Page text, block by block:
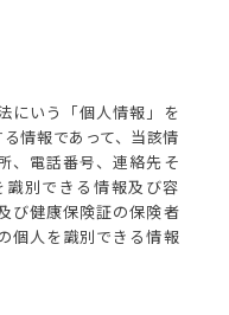
にいう「個人情報」を
情報であって、当該情
、電話番号、連絡先そ
別できる情報及び容
び健康保険証の保険者
個人を識別できる情報